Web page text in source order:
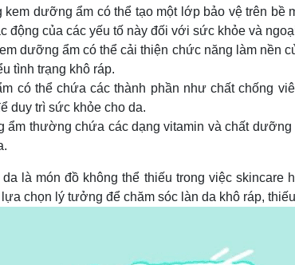
kem dưỡng ẩm có thể tạo một lớp bảo vệ trên
động của các yếu tố này đối với sức khỏe và
dưỡng ẩm có thể cải thiện chức năng làm nền
tình trạng khô ráp.
có thể chứa các thành phần như chất chống
duy trì sức khỏe cho da.
ẩm thường chứa các dạng vitamin và chất
là món đồ không thể thiếu trong việc
chọn lý tưởng để chăm sóc làn da khô ráp,